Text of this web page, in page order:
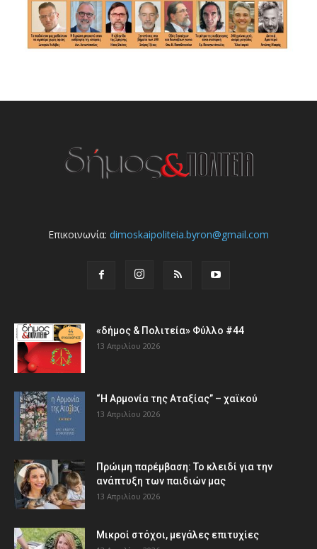
Επικοινωνία: dimoskaipoliteia.byron@gmail.com
«δήμος & Πολιτεία» Φύλλο #44
13 Απριλίου 2026
“Η Αρμονία της Αταξίας” – χαϊκού
13 Απριλίου 2026
Πρώιμη παρέμβαση: Το κλειδί για την
ανάπτυξη των παιδιών µας
13 Απριλίου 2026
Μικροί στόχοι, μεγάλες επιτυχίες